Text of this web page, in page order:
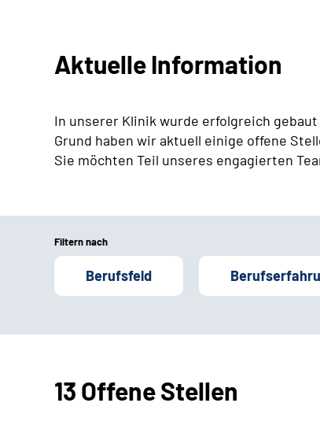
Aktuelle Information
In unserer Klinik wurde erfolgreich
Grund haben wir aktuell einige offene
Sie möchten Teil unseres engagierten
Filtern nach
Berufsfeld
13 Offene Stellen